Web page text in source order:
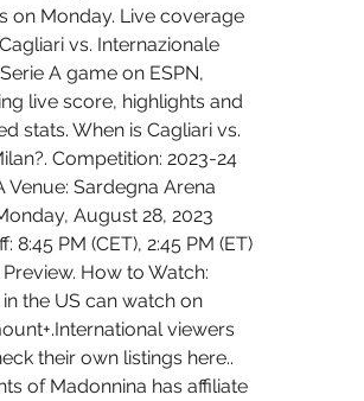
on Monday. Live coverage
vs. Internazionale
A game on ESPN,
live score, highlights and
stats. When is Cagliari vs.
Competition: 2023-24
Venue: Sardegna Arena
August 28, 2023
8:45 PM (CET), 2:45 PM (ET)
How to Watch:
the US can watch on
viewers
their own listings here..
of Madonnina has affiliate